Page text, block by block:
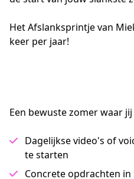
Het Afslanksprintje van
keer per jaar!
Een bewuste zomer waar
Dagelijkse video's of
te starten
Concrete opdrachten